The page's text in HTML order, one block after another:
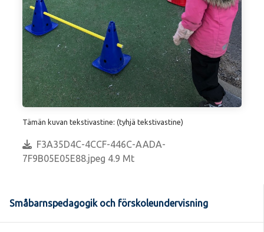
Tämän kuvan tekstivastine: (tyhjä tekstivastine)
F3A35D4C-4CCF-446C-AADA-
7F9B05E05E88.jpeg 4.9 Mt
Småbarnspedagogik och förskoleundervisning